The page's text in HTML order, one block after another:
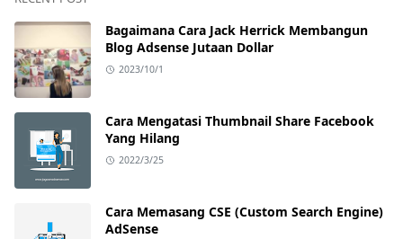
Bagaimana Cara Jack Herrick Membangun
Blog Adsense Jutaan Dollar
2023/10/1
Cara Mengatasi Thumbnail Share Facebook
Yang Hilang
2022/3/25
Cara Memasang CSE (Custom Search Engine)
AdSense